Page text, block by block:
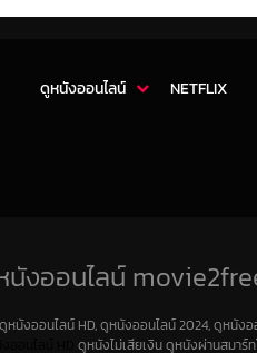
ดูหนังออนไลน์ NETFLIX
นังออนไลน์
หนังออนไลน์ HD, ดูหนังออนไลน์ 2024, ดูหนัง
ดูหนังไม่เสียเงิน ดูหนังผ่านสมาร์